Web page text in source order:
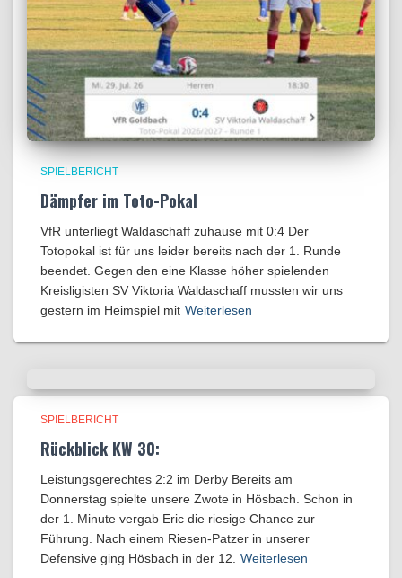
SPIELBERICHT
Dämpfer im Toto-Pokal
VfR unterliegt Waldaschaff zuhause mit 0:4​ Der
Totopokal ist für uns leider bereits nach der 1. Runde
beendet. Gegen den eine Klasse höher spielenden
Kreisligisten SV Viktoria Waldaschaff mussten wir uns
gestern im Heimspiel mit Weiterlesen
SPIELBERICHT
Rückblick KW 30:
Leistungsgerechtes 2:2 im Derby Bereits am
Donnerstag spielte unsere Zwote in Hösbach. Schon in
der 1. Minute vergab Eric die riesige Chance zur
Führung. Nach einem Riesen-Patzer in unserer
Defensive ging Hösbach in der 12.
Weiterlesen